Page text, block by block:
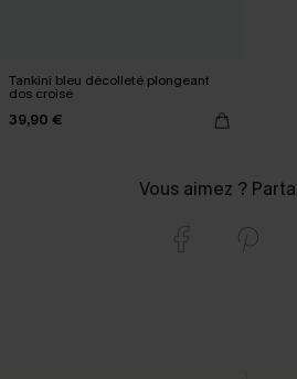
Tankini bleu décolleté plongeant
dos croisé
39,90 €
Vous aimez ?